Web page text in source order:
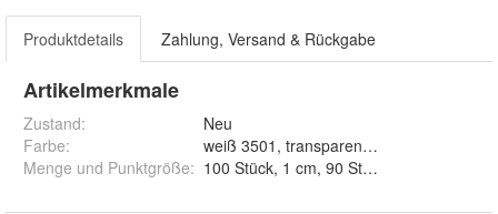
Produktdetails Zahlung, Versand & Rückgabe
Artikelmerkmale
Zustand:
Neu
Farbe:
weiß 3501, transparent 3503, lichtgrau
Menge und Punktgröße: 100 Stück, 1 cm, 90 Stück, 2 cm, 80